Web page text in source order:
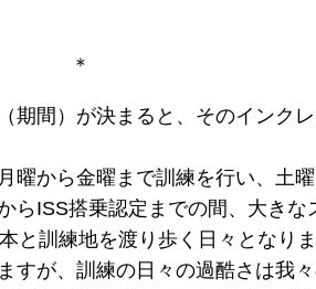
＊
期間）が決まると、そのインク
曜から金曜まで訓練を行い、土
らISS搭乗認定までの間、大きな
と訓練地を渡り歩く日々となりま
すが、訓練の日々の過酷さは我